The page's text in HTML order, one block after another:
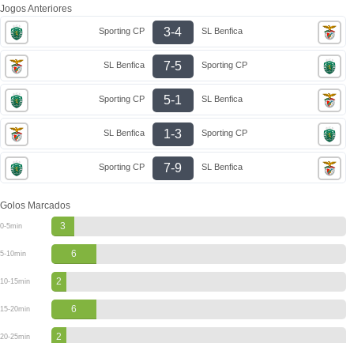
Jogos Anteriores
Sporting CP 3-4 SL Benfica
SL Benfica 7-5 Sporting CP
Sporting CP 5-1 SL Benfica
SL Benfica 1-3 Sporting CP
Sporting CP 7-9 SL Benfica
Golos Marcados
0-5min 3
5-10min 6
10-15min 2
15-20min 6
20-25min 2